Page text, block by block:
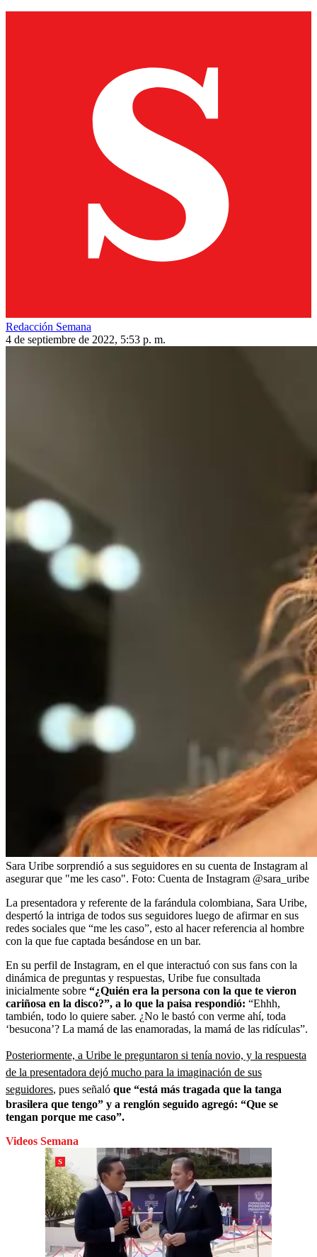
Redacción Semana
4 de septiembre de 2022, 5:53 p. m.
Sara Uribe sorprendió a sus seguidores en su cuenta de Instagram al
asegurar que "me les caso". Foto: Cuenta de Instagram @sara_uribe
La presentadora y referente de la farándula colombiana, Sara Uribe,
despertó la intriga de todos sus seguidores luego de afirmar en sus
redes sociales que “me les caso”, esto al hacer referencia al hombre
con la que fue captada besándose en un bar.
En su perfil de Instagram, en el que interactuó con sus fans con la
dinámica de preguntas y respuestas, Uribe fue consultada
inicialmente sobre “¿Quién era la persona con la que te vieron
cariñosa en la disco?”, a lo que la paisa respondió: “Ehhh,
también, todo lo quiere saber. ¿No le bastó con verme ahí, toda
‘besucona’? La mamá de las enamoradas, la mamá de las ridículas”.
Posteriormente, a Uribe le preguntaron si tenía novio, y la respuesta
de la presentadora dejó mucho para la imaginación de sus
seguidores, pues señaló que “está más tragada que la tanga
brasilera que tengo” y a renglón seguido agregó: “Que se
tengan porque me caso”.
Videos Semana